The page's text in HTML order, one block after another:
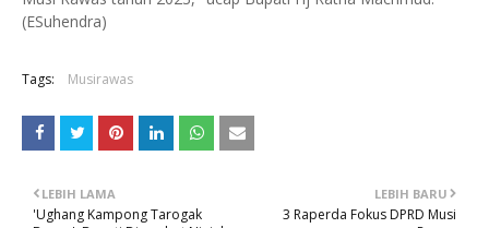
(ESuhendra)
Tags: Musirawas
LEBIH BARU
3 Raperda Fokus DPRD Musi
LEBIH LAMA
'Ughang Kampong Tarogak